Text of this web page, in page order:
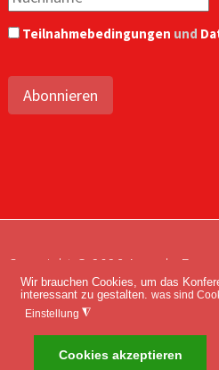
Wir brauchen Cookies, um das
interessant zu gestalten. was sind
Einstellung ◮
Cookies akzeptieren
Teilnahmebedingungen und
Abonnieren
Copyright © 2026 Agenda
vorbehalten.